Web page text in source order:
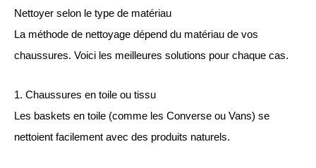
Nettoyer selon le type de matériau
La méthode de nettoyage dépend du matériau de vos
chaussures. Voici les meilleures solutions pour chaque cas.
1. Chaussures en toile ou tissu
Les baskets en toile (comme les Converse ou Vans) se
nettoient facilement avec des produits naturels.